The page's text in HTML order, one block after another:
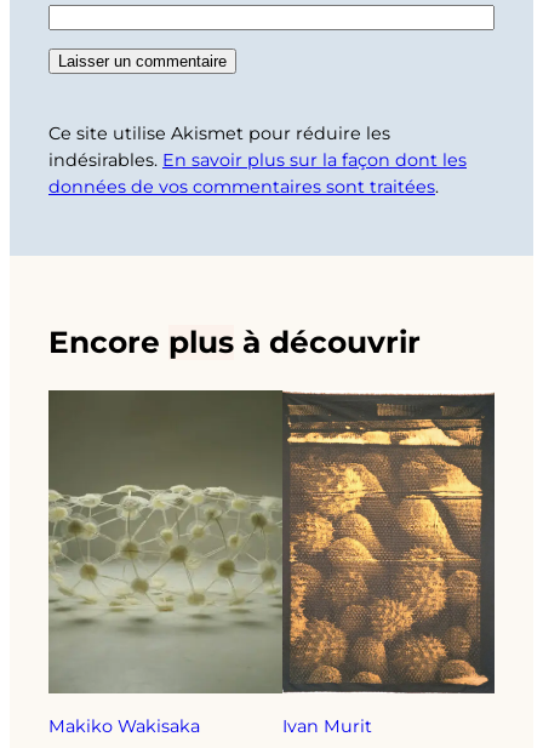
Ce site utilise Akismet pour réduire les
indésirables. En savoir plus sur la façon dont les
données de vos commentaires sont traitées.
Encore plus à découvrir
Makiko Wakisaka Ivan Murit